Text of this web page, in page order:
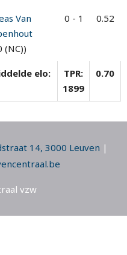
Van
(NC))
0 - 1 0.52
elo:
TPR:
1899
0.70
14, 3000 Leuven |
vzw